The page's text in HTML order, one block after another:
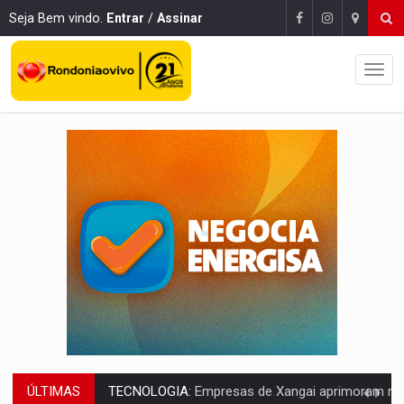
Seja Bem vindo. Entrar / Assinar
ÚLTIMAS PROTEGE A TERRA:China descobre como explodir asteroide com bomba